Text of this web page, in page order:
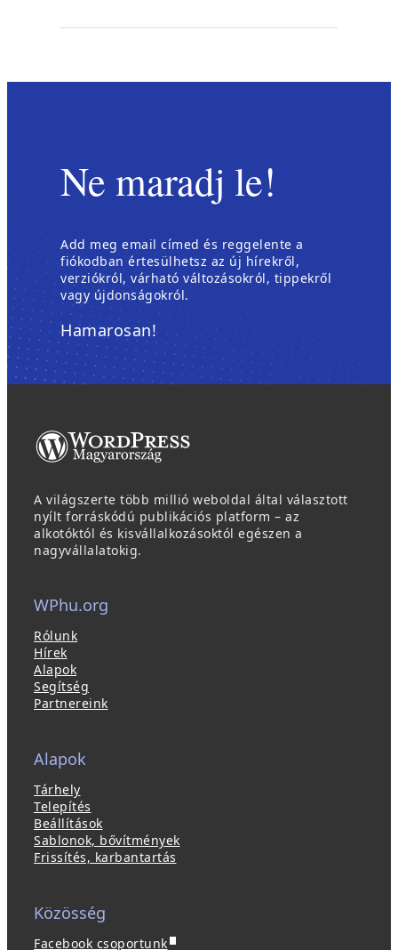
Ne maradj le!
Add meg email címed és reggelente a
fiókodban értesülhetsz az új hírekről,
verziókról, várható változásokról, tippekről
vagy újdonságokról.
Hamarosan!
A világszerte több millió weboldal által választott
nyílt forráskódú publikációs platform – az
alkotóktól és kisvállalkozásoktól egészen a
nagyvállalatokig.
WPhu.org
Rólunk
Hírek
Alapok
Segítség
Partnereink
Alapok
Tárhely
Telepítés
Beállítások
Sablonok, bővítmények
Frissítés, karbantartás
Közösség
Facebook csoportunk(